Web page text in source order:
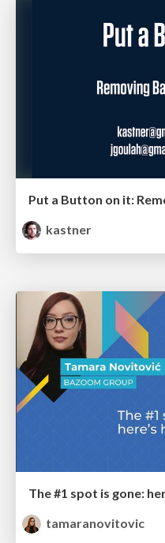
kastner
The #1 spot is gone:
tamaranovitovic